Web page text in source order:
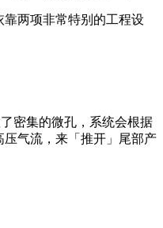
两项非常特别的工程设
密集的微孔，系统会根据
气流，来「推开」尾部产